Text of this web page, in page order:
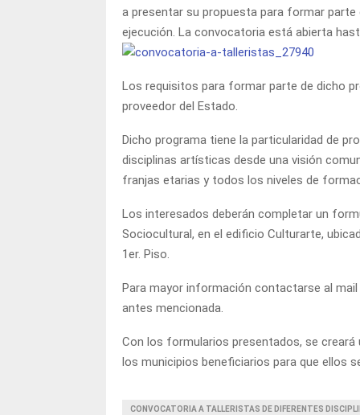
a presentar su propuesta para formar parte
ejecución. La convocatoria está abierta
Los requisitos para formar parte de dicho
proveedor del Estado.
Dicho programa tiene la particularidad de
disciplinas artísticas desde una visión
franjas etarias y todos los niveles de
Los interesados deberán completar un
Sociocultural, en el edificio Culturarte,
1er. Piso.
Para mayor información contactarse al
antes mencionada.
Con los formularios presentados, se
los municipios beneficiarios para que ellos
CONVOCATORIA A TALLERISTAS DE DIFERENTES